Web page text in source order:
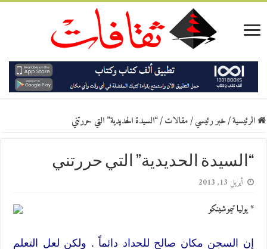
الرئيسية/خبر رئيسي/مقالات/“السيدة الحديدية” التي حررتني
“السيدة الحديدية” التي حررتني
أبريل 13, 2013
* يوليا تيموشينكو
إن السجن مكان صالح للحداد دائماً . ولكن لعل التعلم